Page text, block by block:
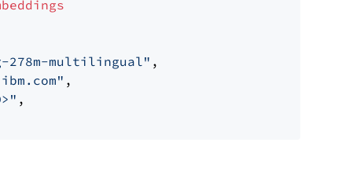
278m-multilingual" ,
,
,